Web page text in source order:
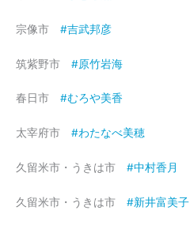
宗像市 #吉武邦彦
筑紫野市 #原竹岩海
春日市 #むろや美香
太宰府市 #わたなべ美穂
久留米市・うきは市 #中村香月
久留米市・うきは市 #新井富美子